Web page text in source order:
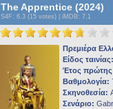
The Apprentice (2024)
S4F : 6.3 (15 votes) | iMDB: 7.1
Πρεμιέρα
Είδος ταινίας:
Έτος
Βαθμολογία:
Σκηνοθεσία:
Σενάριο: